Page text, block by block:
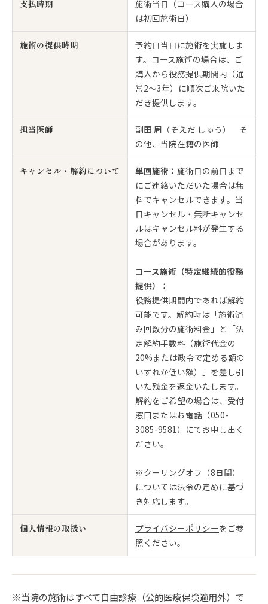
支払時期
施術当日（コース購入の場合
は初回施術日）
施術の提供時期
予約日当日に施術を実施しま
す。コース施術の場合は、ご
購入から役務提供期間内（通
常2〜3年）に順次ご来院いた
だき提供します。
担当医師
副田 周（そえだ しゅう） そ
の他、当院在籍の医師
キャンセル・解約について 単回施術： 施術日の前日まで
にご連絡いただいた場合は無
料でキャンセルできます。当
日キャンセル・無断キャンセ
ルはキャンセル料が発生する
場合があります。
コース施術（特定継続的役務
提供）：
役務提供期間内であれば解約
可能です。解約時は「施術済
み回数分の施術料金」と「法
定解約手数料（施術代金の
20%または政令で定める額の
いずれか低い額）」を差し引
いた残金を返金いたします。
解約をご希望の場合は、受付
窓口またはお電話（050-
3085-9581）にてお申し出く
ださい。
※クーリングオフ（8日間）
については法令の定めに基づ
き対応します。
個人情報の取扱い プライバシーポリシーをご参
照ください。
※当院の施術はすべて自由診療（公的医療保険適用外）で